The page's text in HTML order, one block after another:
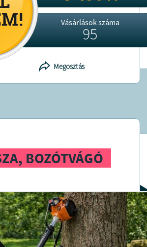
Vásárlások száma
95
Megosztás
BOZÓTVÁGÓ